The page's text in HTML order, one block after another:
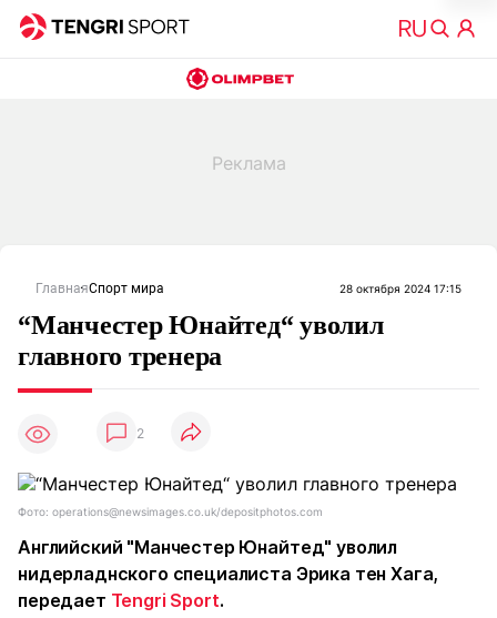
ГлавнаяСпорт мира 28 октября 2024 17:15
“Манчестер Юнайтед“ уволил
главного тренера
2
Фото: operations@newsimages.co.uk/depositphotos.com
Английский "Манчестер Юнайтед" уволил
нидерладнского специалиста Эрика тен Хага,
передает Tengri Sport.